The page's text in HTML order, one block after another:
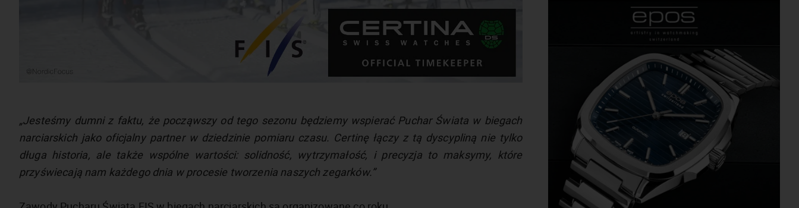
„Jesteśmy dumni z faktu, że począwszy od tego sezonu będziemy wspierać Puchar Świata w biegach
narciarskich jako oficjalny partner w dziedzinie pomiaru czasu. Certinę łączy z tą dyscypliną nie tylko
długa historia, ale także wspólne wartości: solidność, wytrzymałość, i precyzja to maksymy, które
przyświecają nam każdego dnia w procesie tworzenia naszych zegarków.”